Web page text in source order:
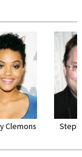
Clemons